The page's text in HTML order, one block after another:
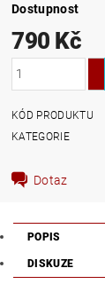
Dostupnost
790 Kč
KÓD PRODUKTU
KATEGORIE
Dotaz
POPIS
DISKUZE